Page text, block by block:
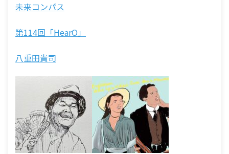
未来コンパス
第114回「HearO」
八重田貴司